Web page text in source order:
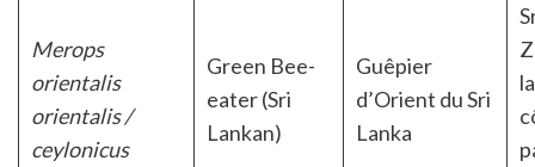
Merops
orientalis
orientalis /
ceylonicus
Green Bee-
eater (Sri
Lankan)
Guêpier
d’Orient du Sri
Lanka